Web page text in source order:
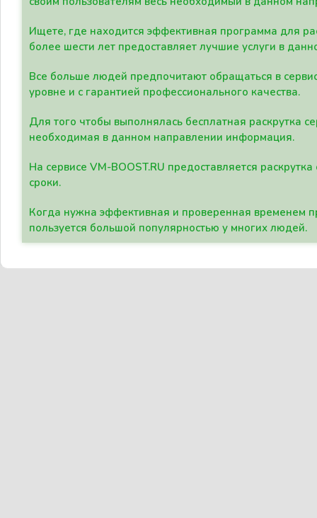
Ищете, где находится эффективная программа для
более шести лет предоставляет лучшие услуги в
Все больше людей предпочитают обращаться в
уровне и с гарантией профессионального качества.
Для того чтобы выполнялась бесплатная раскрутка
необходимая в данном направлении информация.
На сервисе VM-BOOST.RU предоставляется
сроки.
Когда нужна эффективная и проверенная временем
пользуется большой популярностью у многих людей.